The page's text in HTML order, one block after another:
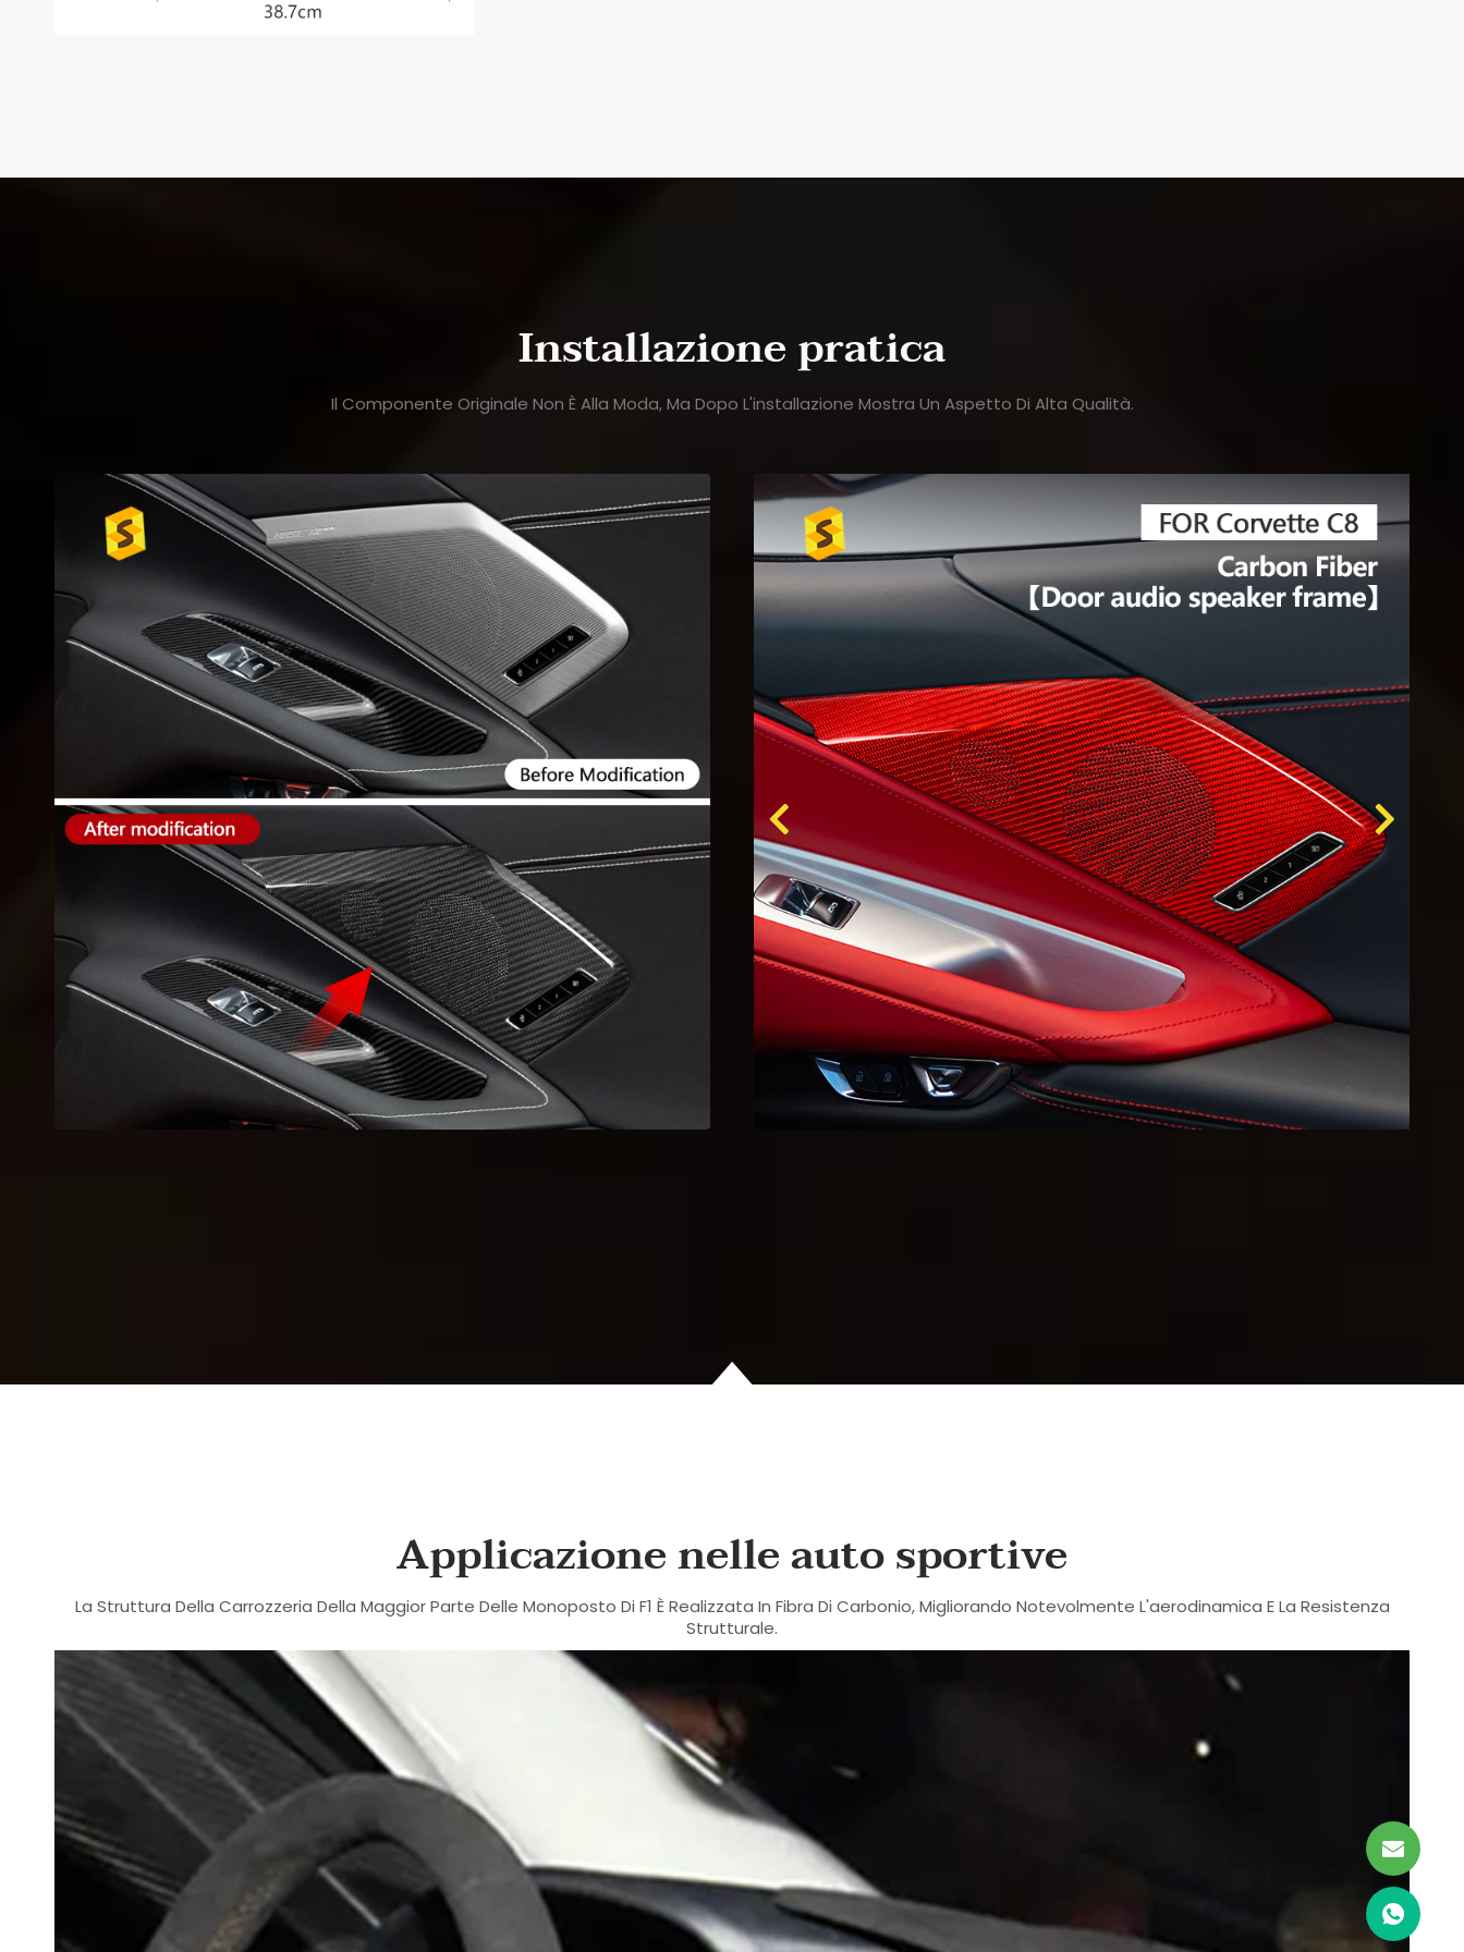
Installazione pratica
Il Componente Originale Non È Alla Moda, Ma Dopo L'installazione Mostra Un Aspetto Di Alta Qualità.
Applicazione nelle auto sportive
La Struttura Della Carrozzeria Della Maggior Parte Delle Monoposto Di F1 È Realizzata In Fibra Di Carbonio, Migliorando Notevolmente L'aerodinamica E La Resistenza
Strutturale.